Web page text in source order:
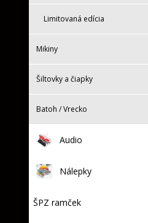
Limitovaná edícia
Mikiny
Šiltovky a čiapky
Batoh / Vrecko
Audio
Nálepky
ŠPZ ramček